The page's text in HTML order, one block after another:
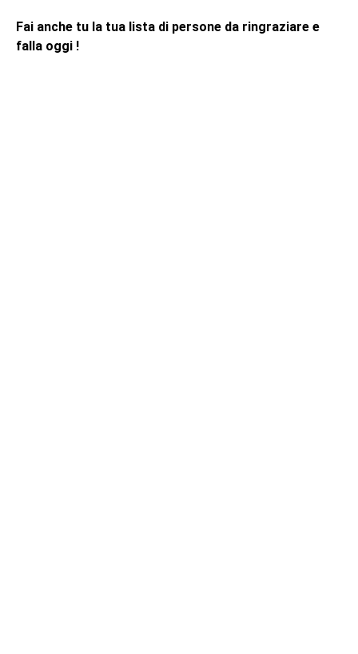
Fai anche tu la tua lista di persone da ringraziare e
falla oggi !